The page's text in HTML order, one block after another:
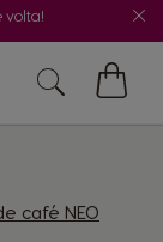
volta!
café NEO